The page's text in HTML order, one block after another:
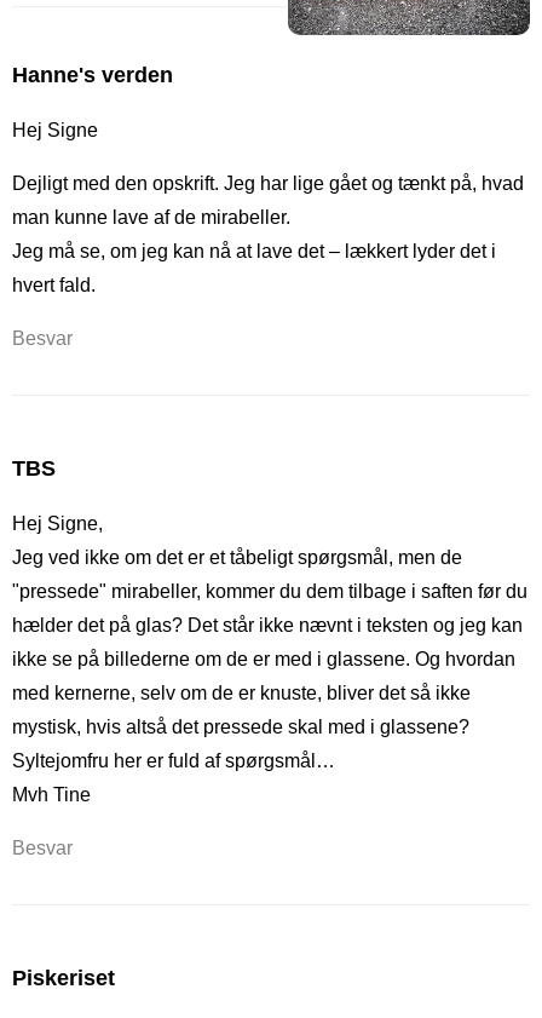
Hanne's verden
Hej Signe
Dejligt med den opskrift. Jeg har lige gået og tænkt på, hvad
man kunne lave af de mirabeller.
Jeg må se, om jeg kan nå at lave det – lækkert lyder det i
hvert fald.
Besvar
TBS
Hej Signe,
Jeg ved ikke om det er et tåbeligt spørgsmål, men de
"pressede" mirabeller, kommer du dem tilbage i saften før du
hælder det på glas? Det står ikke nævnt i teksten og jeg kan
ikke se på billederne om de er med i glassene. Og hvordan
med kernerne, selv om de er knuste, bliver det så ikke
mystisk, hvis altså det pressede skal med i glassene?
Syltejomfru her er fuld af spørgsmål…
Mvh Tine
Besvar
Piskeriset